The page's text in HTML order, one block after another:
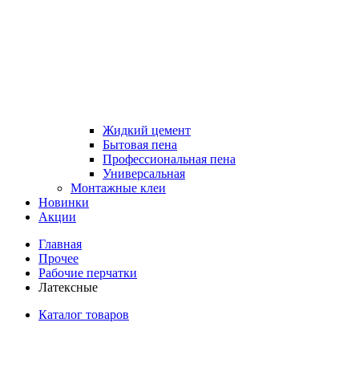
Жидкий цемент
Бытовая пена
Профессиональная пена
Универсальная
Монтажные клеи
Новинки
Акции
Главная
Прочее
Рабочие перчатки
Латексные
Каталог товаров